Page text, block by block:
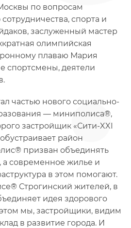
по вопросам
спорта и
заслуженный мастер
олимпийская
плаваю Мария
спортсмены, деятели
частью нового социально-
— миниполиса®,
застройщик «Сити-XXI
район
призван объединять
а современное жилье и
в этом помогают.
Строгинский жителей, в
идея здорового
мы, застройщики, видим
в развитие города. И